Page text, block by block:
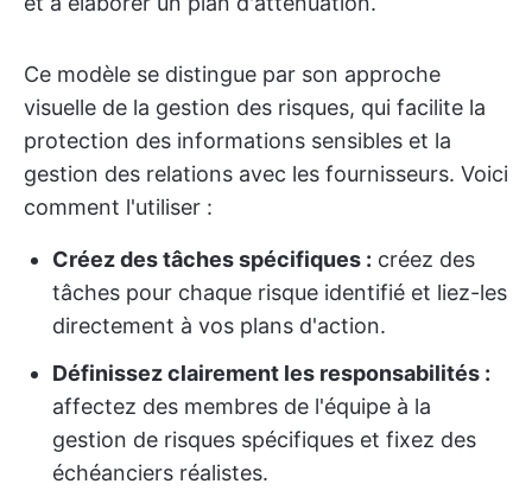
Ce modèle se distingue par son approche
visuelle de la gestion des risques, qui facilite la
protection des informations sensibles et la
gestion des relations avec les fournisseurs. Voici
comment l'utiliser :
Créez des tâches spécifiques : créez des
tâches pour chaque risque identifié et liez-les
directement à vos plans d'action.
Définissez clairement les responsabilités :
affectez des membres de l'équipe à la
gestion de risques spécifiques et fixez des
échéanciers réalistes.